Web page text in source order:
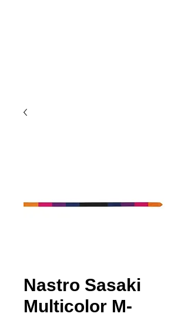
Nastro Sasaki
Multicolor M-